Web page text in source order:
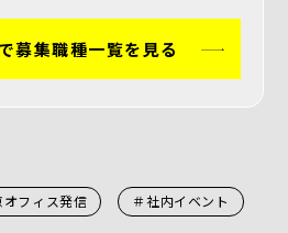
集職種一覧を見る
オフィス発信 ＃社内イベント